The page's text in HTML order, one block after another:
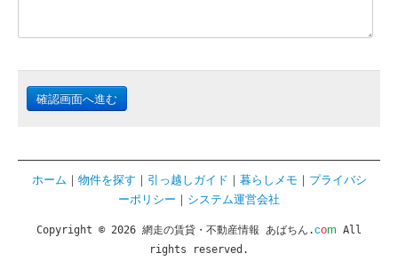
確認画面へ進む
ホーム ｜ 物件を探す ｜ 引っ越しガイド ｜ 暮らしメモ ｜ プライバシ
ーポリシー ｜ システム運営会社
Copyright © 2026 網走の賃貸・不動産情報 あばちん.com All
rights reserved.